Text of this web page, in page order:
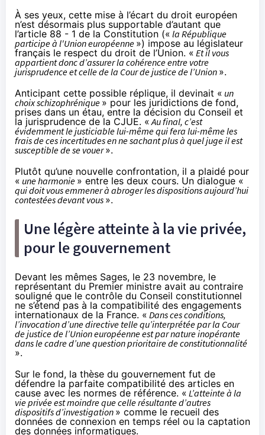
À ses yeux, cette mise à l’écart du droit européen
n’est désormais plus supportable d’autant que
l’article 88 - 1 de la Constitution (« la République
participe à l'Union européenne ») impose au législateur
français le respect du droit de l’Union. « Et il vous
appartient donc d’assurer la cohérence entre votre
jurisprudence et celle de la Cour de justice de l’Union ».
Anticipant cette possible réplique, il devinait « un
choix schizophrénique » pour les juridictions de fond,
prises dans un étau, entre la décision du Conseil et
la jurisprudence de la CJUE. «Au final, c’est
évidemment le justiciable lui-même qui fera lui-même les
frais de ces incertitudes en ne sachant plus à quel juge il est
susceptible de se vouer».
Plutôt qu’une nouvelle confrontation, il a plaidé pour
« une harmonie » entre les deux cours. Un dialogue «
qui doit vous emmener à abroger les dispositions aujourd’hui
contestées devant vous ».
Une légère atteinte à la vie privée,
pour le gouvernement
Devant les mêmes Sages, le 23 novembre, le
représentant du Premier ministre avait au contraire
souligné que le contrôle du Conseil constitutionnel
ne s’étend pas à la compatibilité des engagements
internationaux de la France. « Dans ces conditions,
l’invocation d’une directive telle qu’interprétée par la Cour
de justice de l’Union européenne est par nature inopérante
dans le cadre d’une question prioritaire de constitutionnalité
».
Sur le fond, la thèse du gouvernement fut de
défendre la parfaite compatibilité des articles en
cause avec les normes de référence. « L’atteinte à la
vie privée est moindre que celle résultante d’autres
dispositifs d’investigation » comme le recueil des
données de connexion en temps réel ou la captation
des données informatiques.